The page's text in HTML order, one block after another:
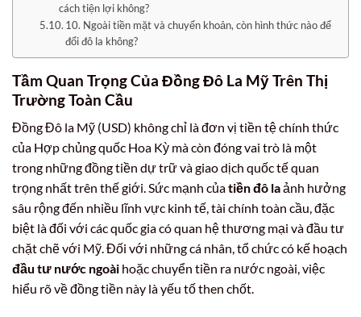
cách tiện lợi không?
10. Ngoài tiền mặt và chuyển khoản, còn hình thức nào để
đổi đô la không?
Tầm Quan Trọng Của Đồng Đô La Mỹ Trên Thị
Trường Toàn Cầu
Đồng Đô la Mỹ (USD) không chỉ là đơn vị tiền tệ chính thức
của Hợp chủng quốc Hoa Kỳ mà còn đóng vai trò là một
trong những đồng tiền dự trữ và giao dịch quốc tế quan
trọng nhất trên thế giới. Sức mạnh củatiền đô laảnh hưởng
sâu rộng đến nhiều lĩnh vực kinh tế, tài chính toàn cầu, đặc
biệt là đối với các quốc gia có quan hệ thương mại và đầu tư
chặt chẽ với Mỹ. Đối với những cá nhân, tổ chức có kế hoạch
đầu tư nước ngoài hoặc chuyển tiền ra nước ngoài, việc
hiểu rõ về đồng tiền này là yếu tố then chốt.